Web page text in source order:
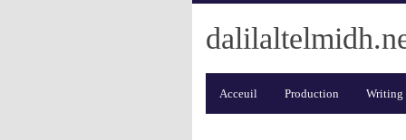
Acceuil Production Writing